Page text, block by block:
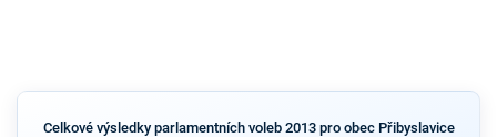
Celkové výsledky parlamentních voleb 2013 pro obec Přibyslavice